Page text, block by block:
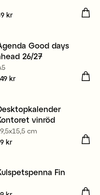
:
kr
Nyhet
Good days
26/27
:149 kr
kr
Nyhet
vinröd
cm
:
kr
Nyhet Fin